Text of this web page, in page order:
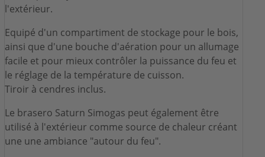
l'extérieur.
Equipé d'un compartiment de stockage pour le bois,
ainsi que d'une bouche d'aération pour un allumage
facile et pour mieux contrôler la puissance du feu et
le réglage de la température de cuisson.
Tiroir à cendres inclus.
Le brasero Saturn Simogas peut également être
utilisé à l'extérieur comme source de chaleur créant
une une ambiance "autour du feu".